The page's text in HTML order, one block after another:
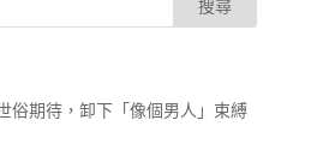
俗期待，卸下「像個男人」束縛